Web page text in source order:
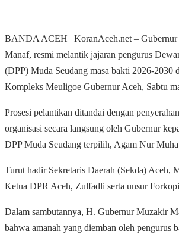
BANDA ACEH | KoranAceh.net –
Manaf, resmi melantik jajaran pengurus
(DPP) Muda Seudang masa bakti 2026-2030
Kompleks Meuligoe Gubernur Aceh, Sabtu
Prosesi pelantikan ditandai dengan
organisasi secara langsung oleh Gubernur
DPP Muda Seudang terpilih, Agam Nur
Turut hadir Sekretaris Daerah (Sekda) Aceh,
Ketua DPR Aceh, Zulfadli serta unsur
Dalam sambutannya, H. Gubernur Muzakir
bahwa amanah yang diemban oleh pengurus